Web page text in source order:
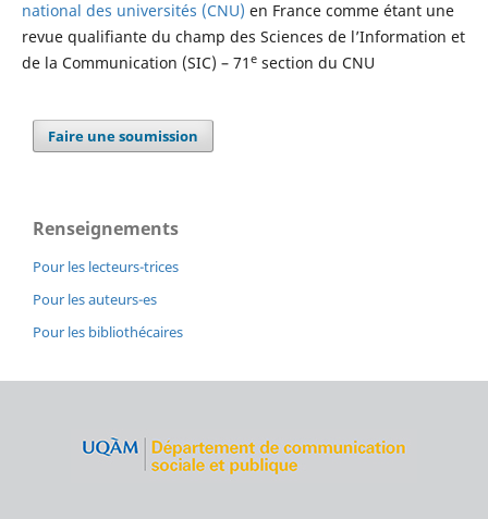
national des universités (CNU) en France comme étant une
revue qualifiante du champ des Sciences de l’Information et
de la Communication (SIC) – 71 esection du CNU
Faire une soumission
Renseignements
Pour les lecteurs-trices
Pour les auteurs-es
Pour les bibliothécaires